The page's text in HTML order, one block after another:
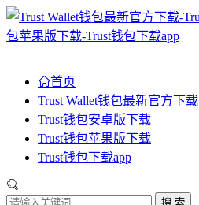
首页
Trust Wallet钱包最新官方下载
Trust钱包安卓版下载
Trust钱包苹果版下载
Trust钱包下载app